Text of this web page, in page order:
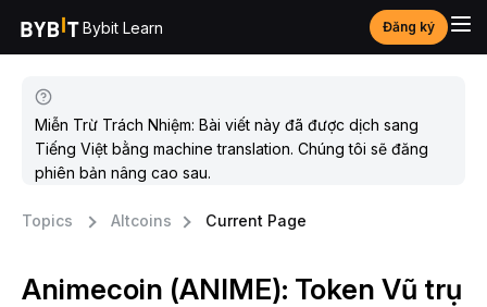
Bybit Learn Đăng ký
Miễn Trừ Trách Nhiệm: Bài viết này đã được dịch sang
Tiếng Việt bằng machine translation. Chúng tôi sẽ đăng
phiên bản nâng cao sau.
Topics Altcoins Current Page
Animecoin (ANIME): Token Vũ trụ